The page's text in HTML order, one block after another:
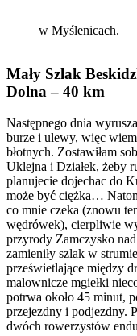
w Myślenicach.
Mały Szlak
Dolna – 40 km
Następnego dnia
burze i ulewy, więc
błotnych. Zostawiłam
Uklejna i Działek, żeby
planujecie dojechac do
może być ciężka…
co mnie czeka (znowu
wędrówek), cierpliwie
przyrody Zamczysko
zamieniły szlak w
prześwietlające między
malownicze mgiełki
potrwa około 45 minut,
przejezdny i podjezdny.
dwóch rowerzystów